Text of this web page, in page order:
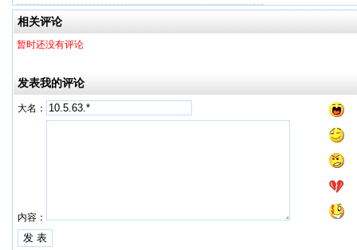
相关评论
暂时还没有评论
发表我的评论
大名：
内容：